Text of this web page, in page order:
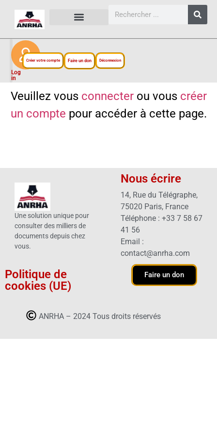
Log
in
Créer votre compte Faire un don Déconnexion
Veuillez vous connecterou vous créer
un compte pour accéder à cette page.
Une solution unique pour
consulter des milliers de
documents depuis chez
vous.
Politique de
cookies (UE)
Nous écrire
14, Rue du Télégraphe,
75020 Paris, France
Téléphone : +33 7 58 67
41 56
Email :
contact@anrha.com
Faire un don
ANRHA – 2024 Tous droits réservés